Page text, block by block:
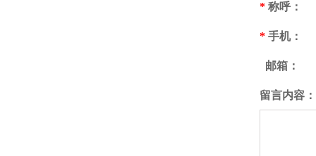
* 称呼：
* 手机：
邮箱：
留言内容：